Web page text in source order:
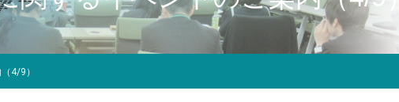
要
事業
4/9）